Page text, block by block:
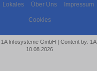
Lokales Über Uns Impressum
Cookies
Infosysteme GmbH | Content by:
10.08.2026